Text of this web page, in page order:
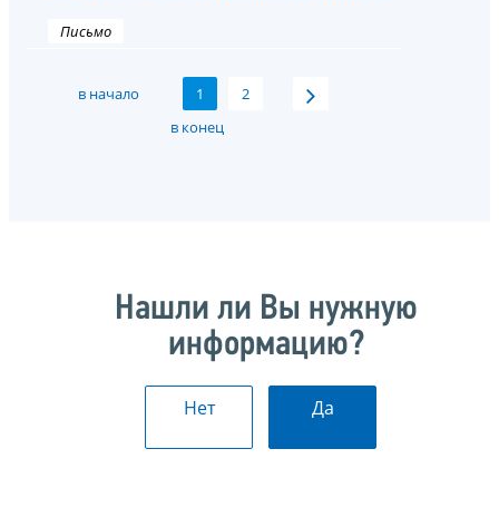
Письмо
в начало 1
2
в конец
Нашли ли Вы нужную
информацию?
Нет Да